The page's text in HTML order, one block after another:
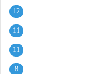
12
11
11
8